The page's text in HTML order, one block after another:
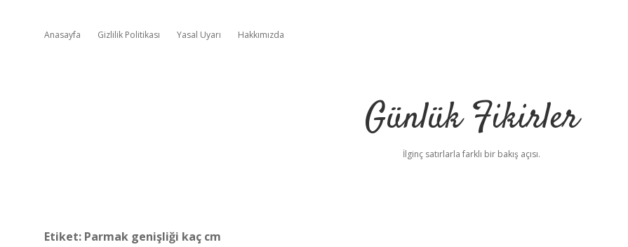
Anasayfa Gizlilik Politikası Yasal Uyarı Hakkımızda
Günlük Fikirler
İlginç satırlarla farklı bir bakış açısı.
Etiket: Parmak genişliği kaç cm